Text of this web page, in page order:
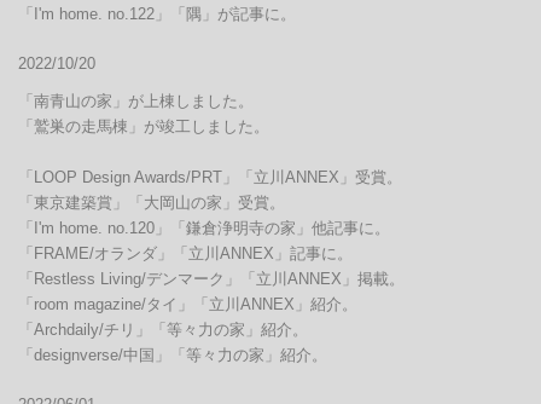
「I'm home. no.122」「隅」が記事に。
2022/10/20
「南青山の家」が上棟しました。
「鷲巣の走馬棟」が竣工しました。
「LOOP Design Awards/PRT」「立川ANNEX」受賞。
「東京建築賞」「大岡山の家」受賞。
「I'm home. no.120」「鎌倉浄明寺の家」他記事に。
「FRAME/オランダ」「立川ANNEX」記事に。
「Restless Living/デンマーク」「立川ANNEX」掲載。
「room magazine/タイ」「立川ANNEX」紹介。
「Archdaily/チリ」「等々力の家」紹介。
「designverse/中国」「等々力の家」紹介。